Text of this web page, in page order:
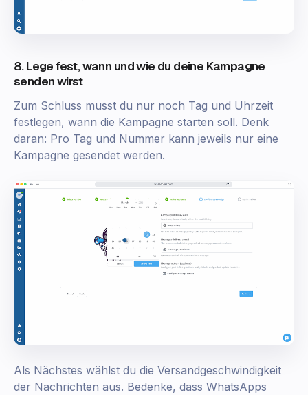
8. Lege fest, wann und wie du deine Kampagne
senden wirst
Zum Schluss musst du nur noch Tag und Uhrzeit
festlegen, wann die Kampagne starten soll. Denk
daran: Pro Tag und Nummer kann jeweils nur eine
Kampagne gesendet werden.
Als Nächstes wählst du die Versandgeschwindigkeit
der Nachrichten aus. Bedenke, dass WhatsApps